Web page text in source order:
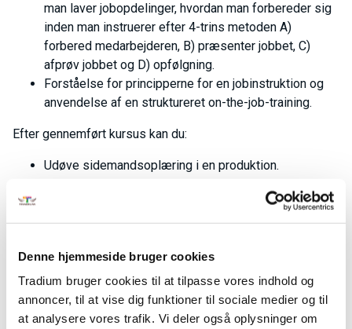
Denne hjemmeside bruger cookies
Tradium bruger cookies til at tilpasse vores indhold og
annoncer, til at vise dig funktioner til sociale medier og til
at analysere vores trafik. Vi deler også oplysninger om
man laver jobopdelinger, hvordan man forbereder sig
inden man instruerer efter 4-trins metoden A)
forbered medarbejderen, B) præsenter jobbet, C)
afprøv jobbet og D) opfølgning.
Forståelse for principperne for en jobinstruktion og
anvendelse af en struktureret on-the-job-training.
Efter gennemført kursus kan du:
Udøve sidemandsoplæring i en produktion.
Instruere efter 4-trinsmetoden.
kontinuerligt fremsætte forbedringsforslag ved hjælp
af viden om teknikker inden for sidemandsoplæring
og trinmetoden.
Fag til kurset